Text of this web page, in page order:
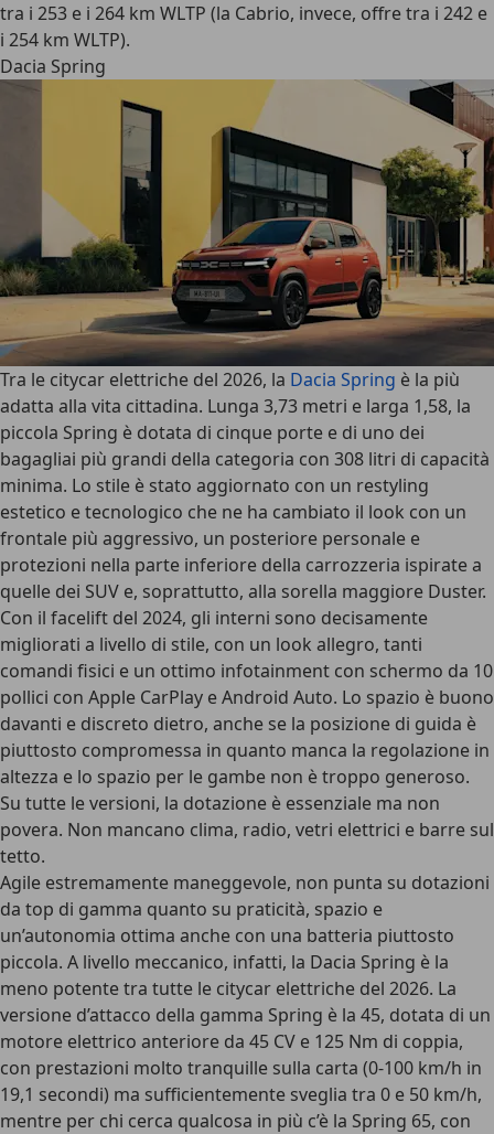
tra i 253 e i 264 km WLTP (la Cabrio, invece, offre tra i 242 e
i 254 km WLTP).
Dacia Spring
Tra le citycar elettriche del 2026, la Dacia Spring è la più
adatta alla vita cittadina. Lunga 3,73 metri e larga 1,58, la
piccola Spring è dotata di cinque porte e di uno dei
bagagliai più grandi della categoria con 308 litri di capacità
minima. Lo stile è stato aggiornato con un restyling
estetico e tecnologico che ne ha cambiato il look con un
frontale più aggressivo, un posteriore personale e
protezioni nella parte inferiore della carrozzeria ispirate a
quelle dei SUV e, soprattutto, alla sorella maggiore Duster.
Con il facelift del 2024, gli interni sono decisamente
migliorati a livello di stile, con un look allegro, tanti
comandi fisici e un ottimo infotainment con schermo da 10
pollici con Apple CarPlay e Android Auto. Lo spazio è buono
davanti e discreto dietro, anche se la posizione di guida è
piuttosto compromessa in quanto manca la regolazione in
altezza e lo spazio per le gambe non è troppo generoso.
Su tutte le versioni, la dotazione è essenziale ma non
povera. Non mancano clima, radio, vetri elettrici e barre sul
tetto.
Agile estremamente maneggevole, non punta su dotazioni
da top di gamma quanto su praticità, spazio e
un’autonomia ottima anche con una batteria piuttosto
piccola. A livello meccanico, infatti, la Dacia Spring è la
meno potente tra tutte le citycar elettriche del 2026. La
versione d’attacco della gamma Spring è la 45, dotata di un
motore elettrico anteriore da 45 CV e 125 Nm di coppia,
con prestazioni molto tranquille sulla carta (0-100 km/h in
19,1 secondi) ma sufficientemente sveglia tra 0 e 50 km/h,
mentre per chi cerca qualcosa in più c’è la Spring 65, con